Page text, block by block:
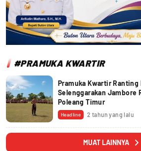
#PRAMUKA KWARTIR
Pramuka Kwartir Ranting
Selenggarakan Jambore
Poleang Timur
Headline 2 tahun yang lalu
MUAT LAINNYA